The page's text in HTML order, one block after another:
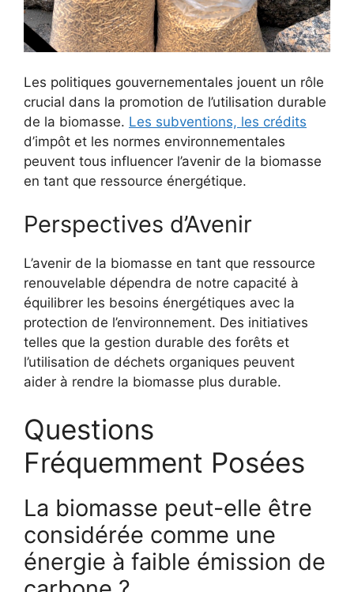
Les politiques gouvernementales jouent un rôle
crucial dans la promotion de l’utilisation durable
de la biomasse. Les subventions, les crédits
d’impôt et les normes environnementales
peuvent tous influencer l’avenir de la biomasse
en tant que ressource énergétique.
Perspectives d’Avenir
L’avenir de la biomasse en tant que ressource
renouvelable dépendra de notre capacité à
équilibrer les besoins énergétiques avec la
protection de l’environnement. Des initiatives
telles que la gestion durable des forêts et
l’utilisation de déchets organiques peuvent
aider à rendre la biomasse plus durable.
Questions
Fréquemment Posées
La biomasse peut-elle être
considérée comme une
énergie à faible émission de